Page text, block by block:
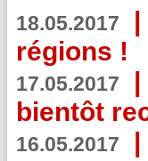
18.05.2017 |
régions !
17.05.2017 |
bientôt
16.05.2017 |